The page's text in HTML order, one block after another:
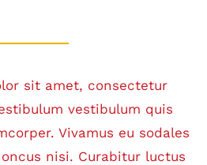
sit amet, consectetur
vestibulum quis
Vivamus eu sodales
nisi. Curabitur luctus